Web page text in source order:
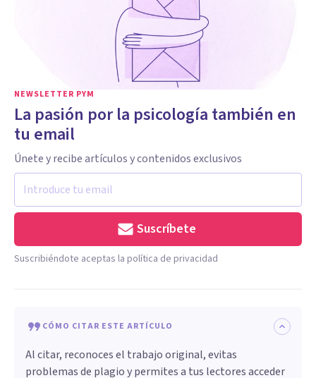
NEWSLETTER PYM
La pasión por la psicología también en
tu email
Únete y recibe artículos y contenidos exclusivos
Suscríbete
Suscribiéndote aceptas la política de privacidad
CÓMO CITAR ESTE ARTÍCULO
Al citar, reconoces el trabajo original, evitas
problemas de plagio y permites a tus lectores acceder